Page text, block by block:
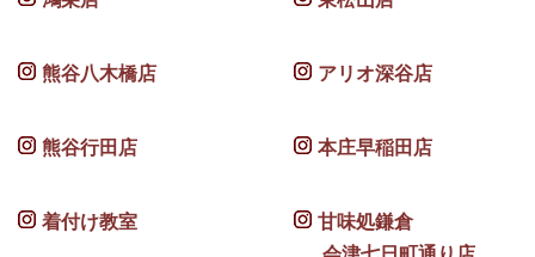
熊谷八木橋店 アリオ深谷店
熊谷行田店 本庄早稲田店
着付け教室
甘味処鎌倉